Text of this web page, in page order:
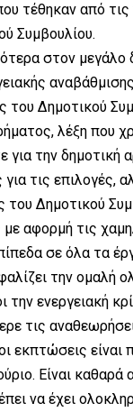
τέθηκαν από
Συμβουλίου.
στον μεγάλο
του Δημοτικού
λέξη που
την δημοτική
τις επιλογές,
Δημοτικού
αφορμή τις
σε όλα τα
την ομαλή
την ενεργειακή
τις
εκπτώσεις
Είναι καθαρά
να έχει